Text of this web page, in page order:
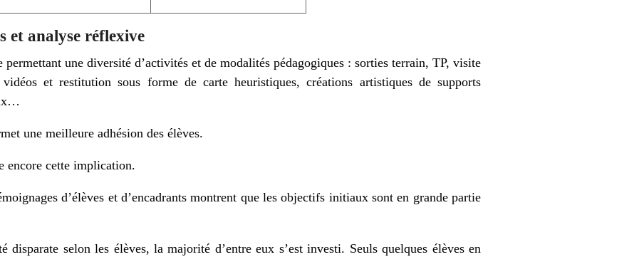
et analyse réflexive
une diversité d’activités et de modalités pédagogiques : sorties terrain, TP, visite
et restitution sous forme de carte heuristiques, créations artistiques de supports
une meilleure adhésion des élèves.
encore cette implication.
d’élèves et d’encadrants montrent que les objectifs initiaux sont en grande partie
disparate selon les élèves, la majorité d’entre eux s’est investi. Seuls quelques élèves en